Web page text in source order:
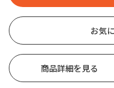
お気
商品詳細を見る